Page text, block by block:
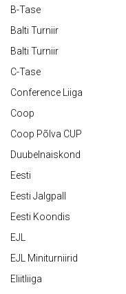
B-Tase
Balti Turniir
Balti Turniir
C-Tase
Conference Liiga
Coop
Coop Põlva CUP
Duubelnaiskond
Eesti
Eesti Jalgpall
Eesti Koondis
EJL
EJL Miniturniirid
Eliitliiga